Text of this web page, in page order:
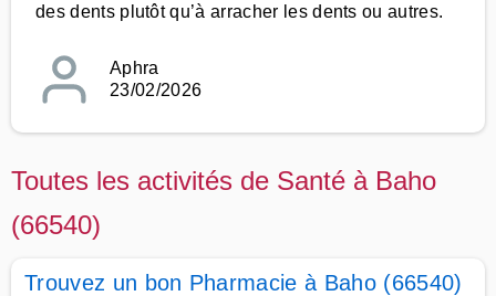
des dents plutôt qu’à arracher les dents ou autres.
Aphra
23/02/2026
Toutes les activités de Santé à Baho
(66540)
Trouvez un bon Pharmacie à Baho (66540)